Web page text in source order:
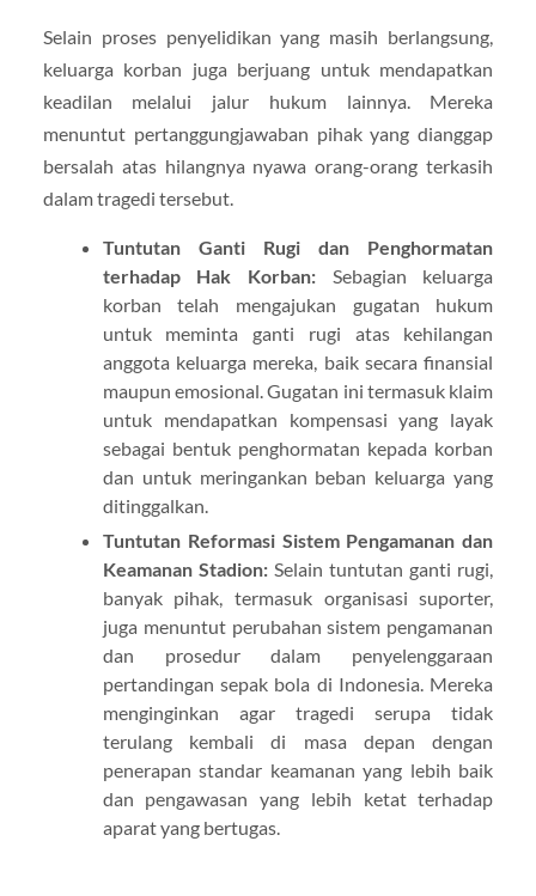
Selain proses penyelidikan yang masih berlangsung,
keluarga korban juga berjuang untuk mendapatkan
keadilan melalui jalur hukum lainnya. Mereka
menuntut pertanggungjawaban pihak yang dianggap
bersalah atas hilangnya nyawa orang-orang terkasih
dalam tragedi tersebut.
Tuntutan Ganti Rugi dan Penghormatan
terhadap Hak Korban: Sebagian keluarga
korban telah mengajukan gugatan hukum
untuk meminta ganti rugi atas kehilangan
anggota keluarga mereka, baik secara finansial
maupun emosional. Gugatan ini termasuk klaim
untuk mendapatkan kompensasi yang layak
sebagai bentuk penghormatan kepada korban
dan untuk meringankan beban keluarga yang
ditinggalkan.
Tuntutan Reformasi Sistem Pengamanan dan
Keamanan Stadion:Selain tuntutan ganti rugi,
banyak pihak, termasuk organisasi suporter,
juga menuntut perubahan sistem pengamanan
dan prosedur dalam penyelenggaraan
pertandingan sepak bola di Indonesia. Mereka
menginginkan agar tragedi serupa tidak
terulang kembali di masa depan dengan
penerapan standar keamanan yang lebih baik
dan pengawasan yang lebih ketat terhadap
aparat yang bertugas.